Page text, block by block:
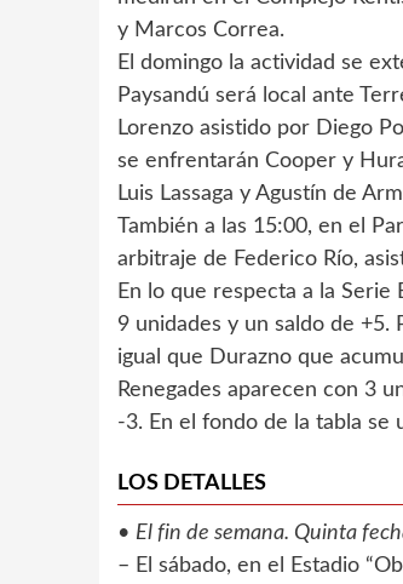
y Marcos Correa.
El domingo la actividad se
Paysandú será local ante
Lorenzo asistido por Diego
se enfrentarán Cooper y
Luis Lassaga y Agustín de
También a las 15:00, en el
arbitraje de Federico Río,
En lo que respecta a la
9 unidades y un saldo de +5.
igual que Durazno que
Renegades aparecen con 3
-3. En el fondo de la tabla se
LOS DETALLES
• El fin de semana. Quinta
– El sábado, en el Estadio